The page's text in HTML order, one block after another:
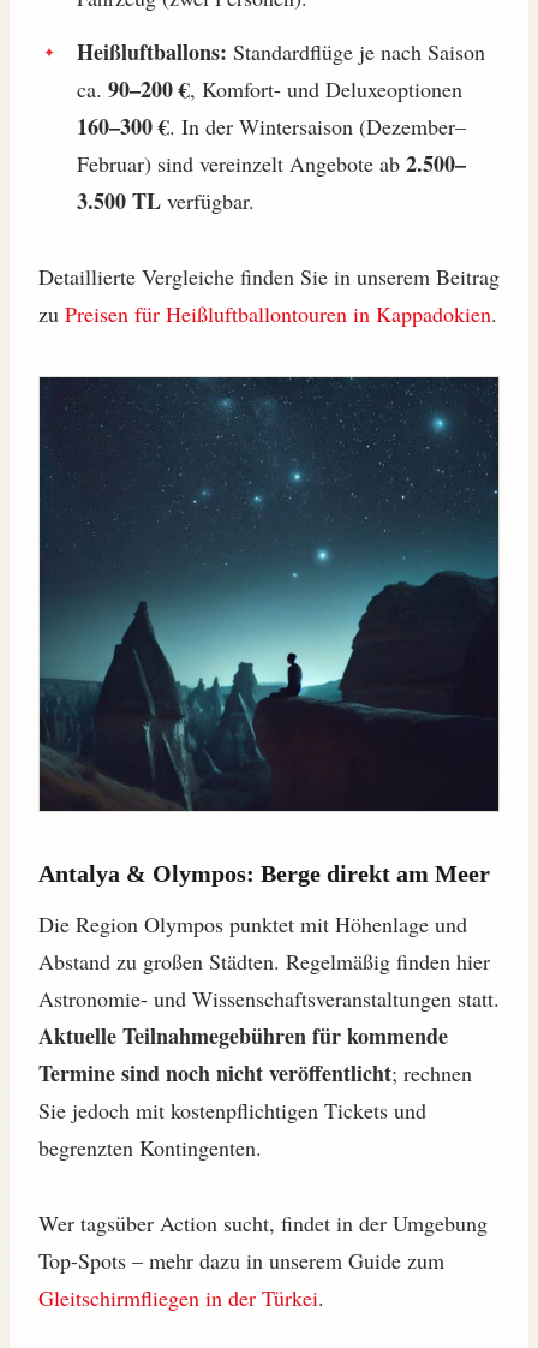
Heißluftballons: Standardflüge je nach Saison
ca. 90–200 €, Komfort- und Deluxeoptionen
160–300 €. In der Wintersaison (Dezember–
Februar) sind vereinzelt Angebote ab 2.500–
3.500 TL verfügbar.
Detaillierte Vergleiche finden Sie in unserem Beitrag
zu Preisen für Heißluftballontouren in Kappadokien.
Antalya & Olympos: Berge direkt am Meer
Die Region Olympos punktet mit Höhenlage und
Abstand zu großen Städten. Regelmäßig finden hier
Astronomie- und Wissenschaftsveranstaltungen statt.
Aktuelle Teilnahmegebühren für kommende
Termine sind noch nicht veröffentlicht; rechnen
Sie jedoch mit kostenpflichtigen Tickets und
begrenzten Kontingenten.
Wer tagsüber Action sucht, findet in der Umgebung
Top-Spots – mehr dazu in unserem Guide zum
Gleitschirmfliegen in der Türkei.